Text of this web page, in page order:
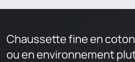
Chaussette fine en
ou en environnement